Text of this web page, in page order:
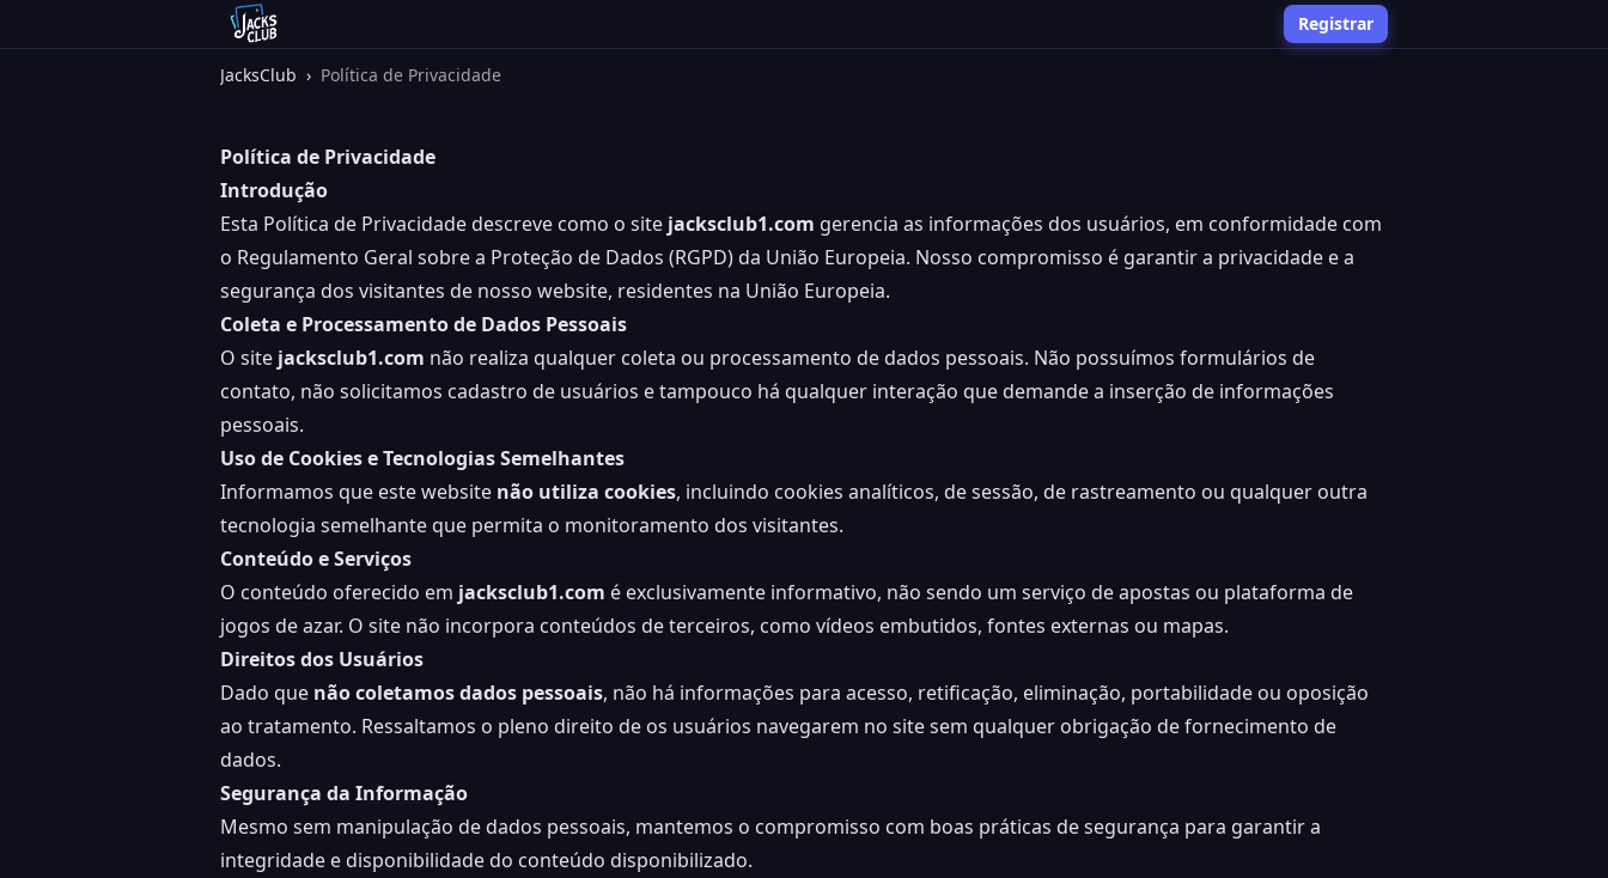
Registrar
JacksClub › Política de Privacidade
Política de Privacidade
Introdução
Esta Política de Privacidade descreve como o site jacksclub1.com gerencia as informações dos usuários, em conformidade com
o Regulamento Geral sobre a Proteção de Dados (RGPD) da União Europeia. Nosso compromisso é garantir a privacidade e a
segurança dos visitantes de nosso website, residentes na União Europeia.
Coleta e Processamento de Dados Pessoais
O site jacksclub1.com não realiza qualquer coleta ou processamento de dados pessoais. Não possuímos formulários de
contato, não solicitamos cadastro de usuários e tampouco há qualquer interação que demande a inserção de informações
pessoais.
Uso de Cookies e Tecnologias Semelhantes
Informamos que este website não utiliza cookies, incluindo cookies analíticos, de sessão, de rastreamento ou qualquer outra
tecnologia semelhante que permita o monitoramento dos visitantes.
Conteúdo e Serviços
O conteúdo oferecido em jacksclub1.com é exclusivamente informativo, não sendo um serviço de apostas ou plataforma de
jogos de azar. O site não incorpora conteúdos de terceiros, como vídeos embutidos, fontes externas ou mapas.
Direitos dos Usuários
Dado que não coletamos dados pessoais, não há informações para acesso, retificação, eliminação, portabilidade ou oposição
ao tratamento. Ressaltamos o pleno direito de os usuários navegarem no site sem qualquer obrigação de fornecimento de
dados.
Segurança da Informação
Mesmo sem manipulação de dados pessoais, mantemos o compromisso com boas práticas de segurança para garantir a
integridade e disponibilidade do conteúdo disponibilizado.